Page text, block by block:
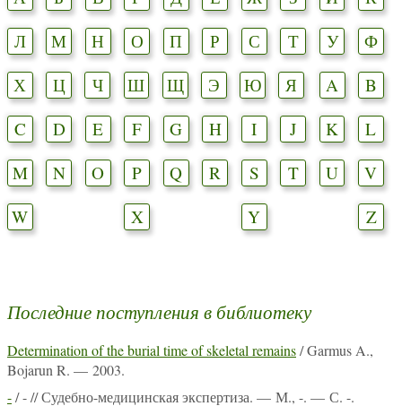
Л
М Н О П Р С Т У
Ф
Х
Ц Ч Ш Щ Э Ю Я A
B
C
D E F G H I J K
L
M
N O P Q R S T U
V
W
X Y Z
Последние поступления в библиотеку
Determination of the burial time of skeletal remains/ Garmus A.,
Bojarun R. — 2003.
-/ - // Судебно-медицинская экспертиза. — М., -. — С. -.